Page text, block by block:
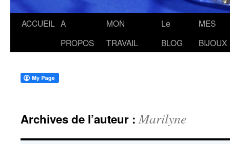
Aller
ACCUEIL A
PROPOS
MON
TRAVAIL
Le
BLOG
MES
BIJOUX
Archives de l’auteur :Marilyne